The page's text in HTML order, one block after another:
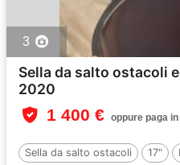
3
Sella da salto ostacoli
2020
1 400 € oppure paga
Sella da salto ostacoli 17"